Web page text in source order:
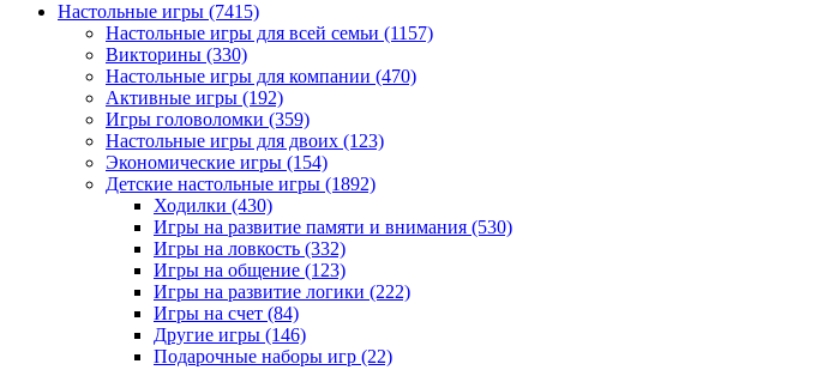
Настольные игры (7415)
Настольные игры для всей семьи (1157)
Викторины (330)
Настольные игры для компании (470)
Активные игры (192)
Игры головоломки (359)
Настольные игры для двоих (123)
Экономические игры (154)
Детские настольные игры (1892)
Ходилки (430)
Игры на развитие памяти и внимания (530)
Игры на ловкость (332)
Игры на общение (123)
Игры на развитие логики (222)
Игры на счет (84)
Другие игры (146)
Подарочные наборы игр (22)